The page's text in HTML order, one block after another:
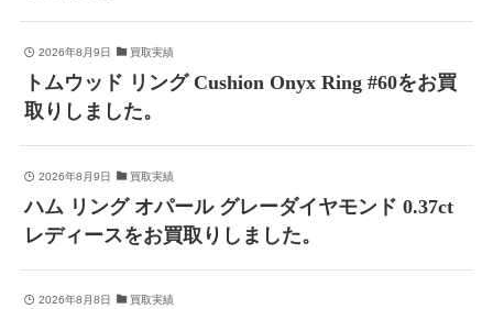
2026年8月9日 買取実績
トムウッド リング Cushion Onyx Ring #60をお買
取りしました。
2026年8月9日 買取実績
ハム リング オパール グレーダイヤモンド 0.37ct
レディースをお買取りしました。
2026年8月8日 買取実績